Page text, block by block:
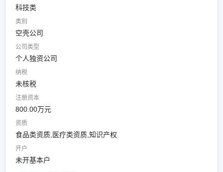
科技类
类别
空壳公司
公司类型
个人独资公司
纳税
未核税
注册资本
800.00万元
资质
食品类资质,医疗类资质,知识产权
开户
未开基本户